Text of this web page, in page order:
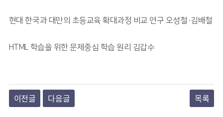
현대 한국과 대만의 초등교육 확대과정 비교 연구 오성철·김배철
HTML 학습을 위한 문제중심 학습 원리 김갑수
이전글 다음글 목록